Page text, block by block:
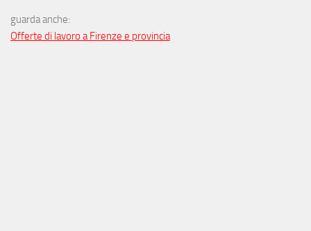
guarda anche:
Offerte di lavoro a Firenze e provincia